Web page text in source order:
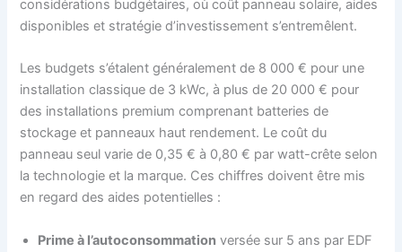
considérations budgétaires, où coût panneau solaire, aides
disponibles et stratégie d’investissement s’entremêlent.
Les budgets s’étalent généralement de 8 000 € pour une
installation classique de 3 kWc, à plus de 20 000 € pour
des installations premium comprenant batteries de
stockage et panneaux haut rendement. Le coût du
panneau seul varie de 0,35 € à 0,80 € par watt-crête selon
la technologie et la marque. Ces chiffres doivent être mis
en regard des aides potentielles :
Prime à l’autoconsommation versée sur 5 ans par EDF